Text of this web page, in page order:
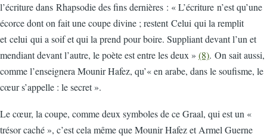
l’écriture dans Rhapsodie des fins dernières : « L’écriture n’est qu’une
écorce dont on fait une coupe divine ; restent Celui qui la remplit
et celui qui a soif et qui la prend pour boire. Suppliant devant l’un et
mendiant devant l’autre, le poète est entre les deux » (8). On sait aussi,
comme l’enseignera Mounir Hafez, qu’« en arabe, dans le soufisme, le
cœur s’appelle : le secret ».
Le cœur, la coupe, comme deux symboles de ce Graal, qui est un «
trésor caché », c’est cela même que Mounir Hafez et Armel Guerne